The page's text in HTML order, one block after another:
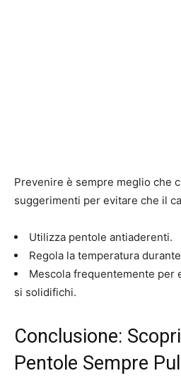
Prevenire è sempre meglio che
suggerimenti per evitare che il
Utilizza pentole antiaderenti.
Regola la temperatura
Mescola frequentemente per
si solidifichi.
Conclusione:
Pentole Sempre